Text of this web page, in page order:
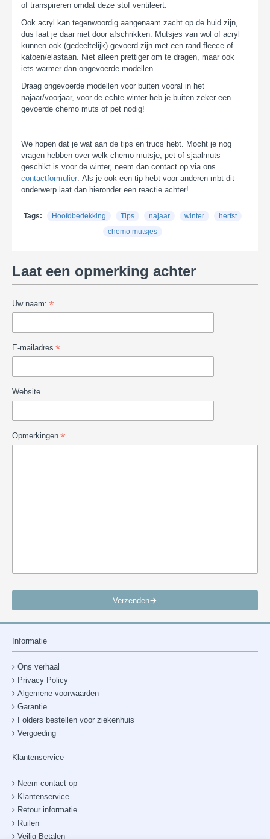
of transpireren omdat deze stof ventileert.
Ook acryl kan tegenwoordig aangenaam zacht op de huid zijn,
dus laat je daar niet door afschrikken. Mutsjes van wol of acryl
kunnen ook (gedeeltelijk) gevoerd zijn met een rand fleece of
katoen/elastaan. Niet alleen prettiger om te dragen, maar ook
iets warmer dan ongevoerde modellen.
Draag ongevoerde modellen voor buiten vooral in het
najaar/voorjaar, voor de echte winter heb je buiten zeker een
gevoerde chemo muts of pet nodig!
We hopen dat je wat aan de tips en trucs hebt. Mocht je nog
vragen hebben over welk chemo mutsje, pet of sjaalmuts
geschikt is voor de winter, neem dan contact op via ons
contactformulier. Als je ook een tip hebt voor anderen mbt dit
onderwerp laat dan hieronder een reactie achter!
Tags: Hoofdbedekking Tips najaar winter
herfst
chemo mutsjes
Laat een opmerking achter
Uw naam:
E-mailadres
Website
Opmerkingen
Verzenden
Informatie
Ons verhaal
Privacy Policy
Algemene voorwaarden
Garantie
Folders bestellen voor ziekenhuis
Vergoeding
Klantenservice
Neem contact op
Klantenservice
Retour informatie
Ruilen
Veilig Betalen